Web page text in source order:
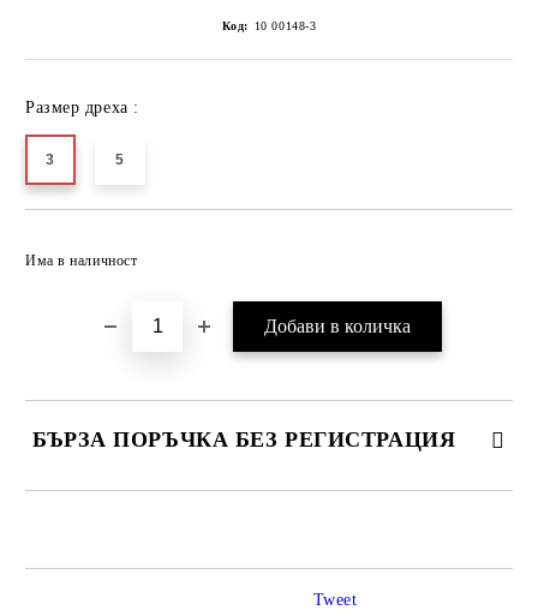
Код: 10 00148-3
Размер дреха :
3 5
Има в наличност
БЪРЗА ПОРЪЧКА БЕЗ РЕГИСТРАЦИЯ
Tweet